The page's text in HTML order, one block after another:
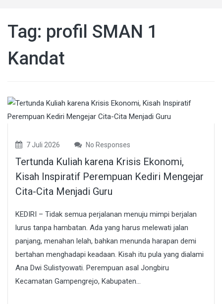
Tag: profil SMAN 1
Kandat
7 Juli 2026 No Responses
Tertunda Kuliah karena Krisis Ekonomi,
Kisah Inspiratif Perempuan Kediri Mengejar
Cita-Cita Menjadi Guru
KEDIRI – Tidak semua perjalanan menuju mimpi berjalan
lurus tanpa hambatan. Ada yang harus melewati jalan
panjang, menahan lelah, bahkan menunda harapan demi
bertahan menghadapi keadaan. Kisah itu pula yang dialami
Ana Dwi Sulistyowati. Perempuan asal Jongbiru
Kecamatan Gampengrejo, Kabupaten...